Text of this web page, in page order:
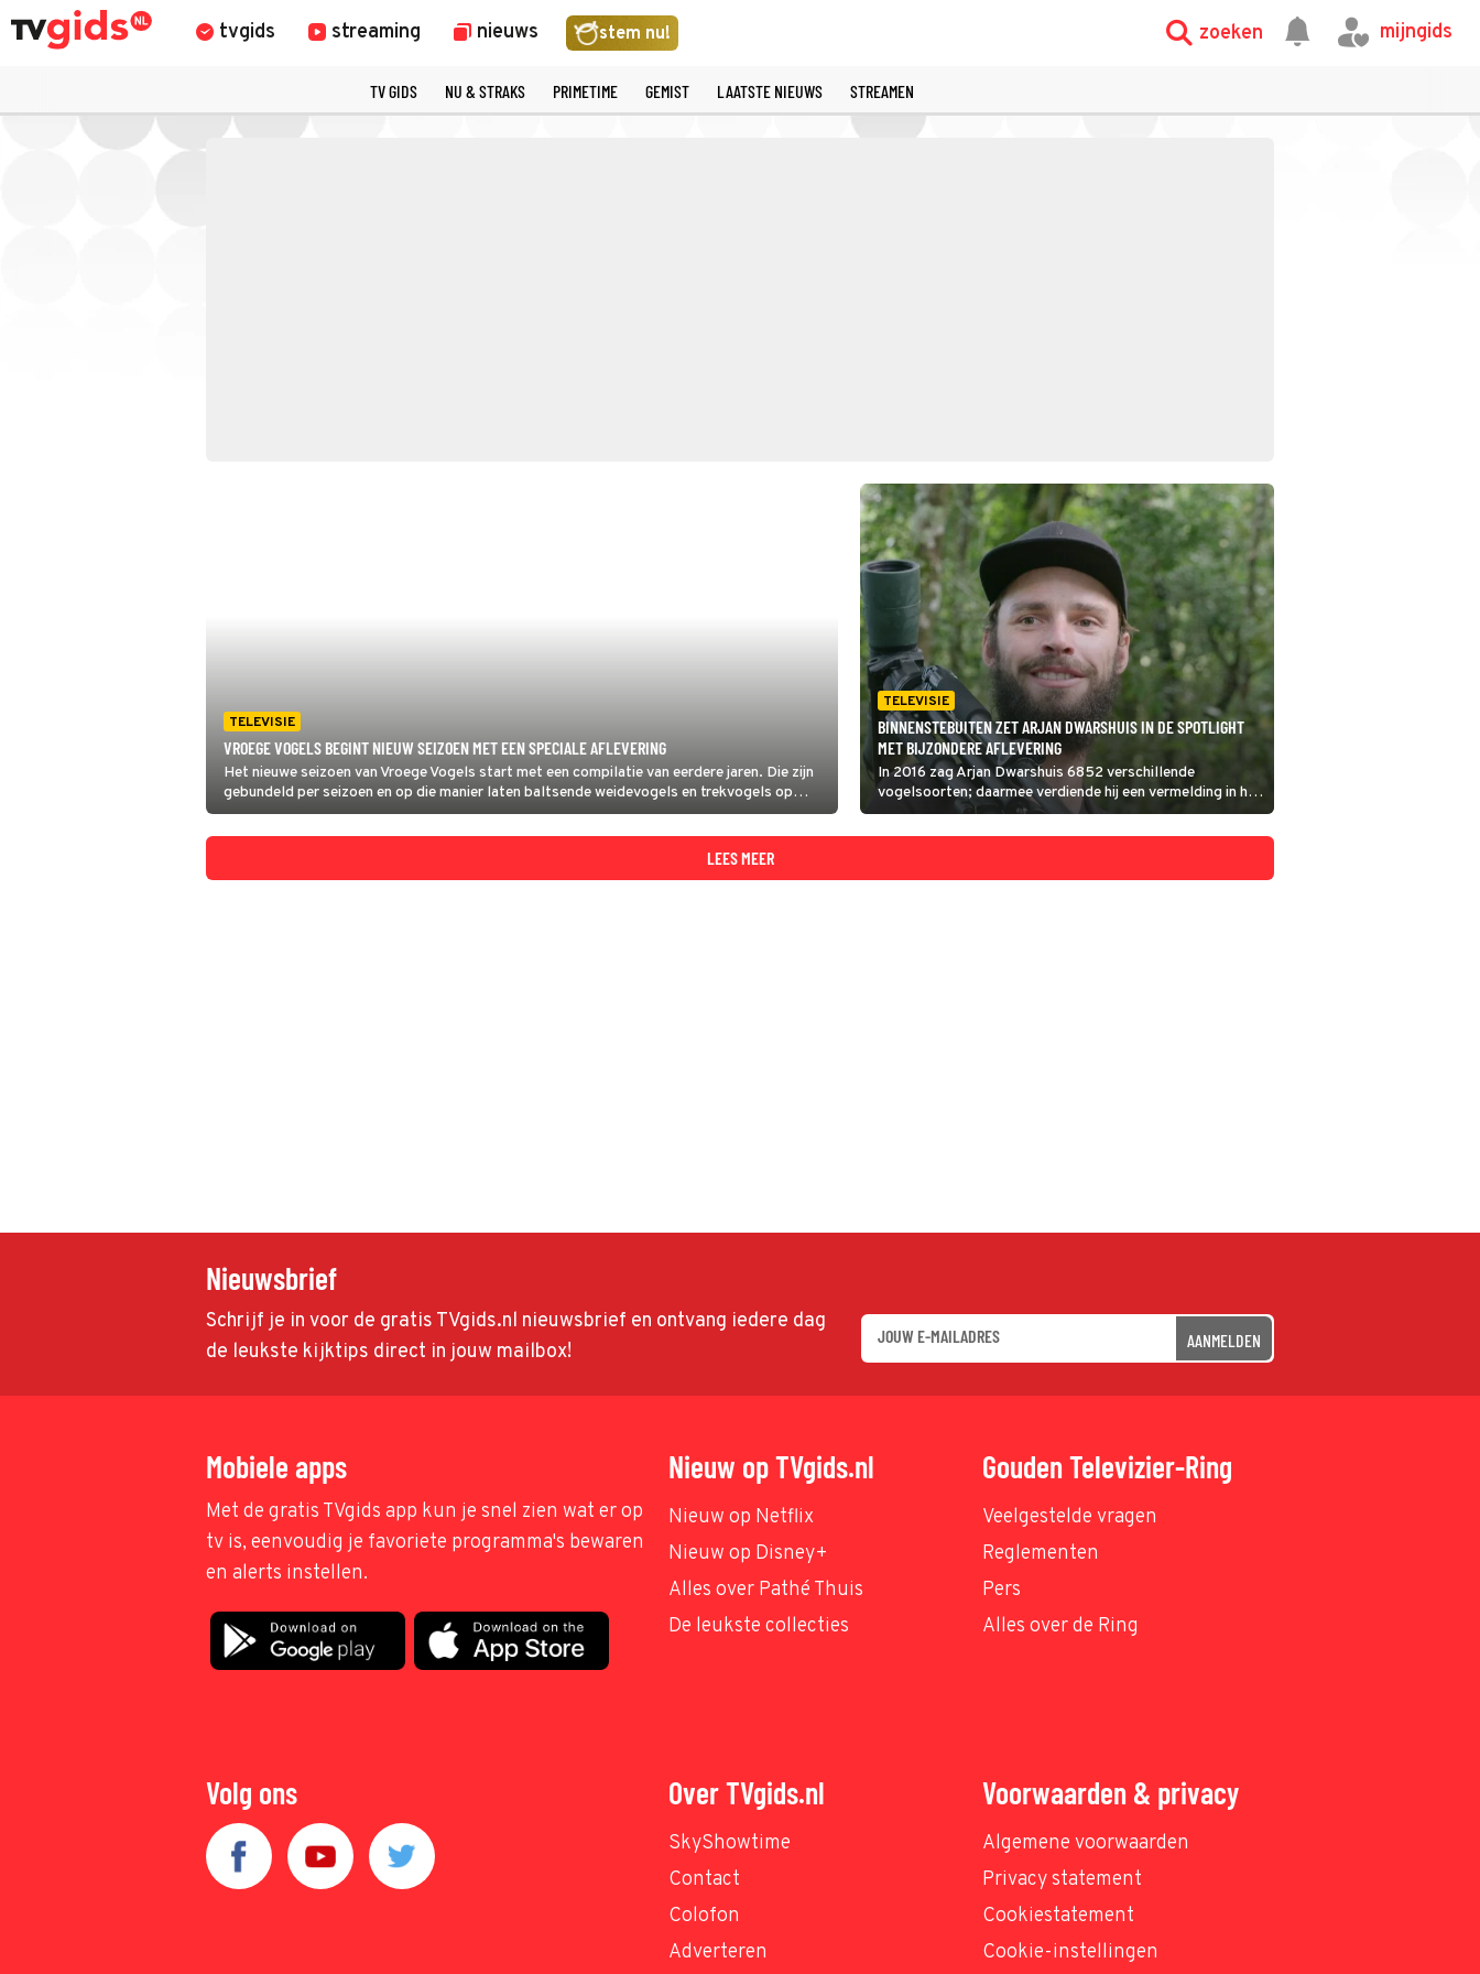
tvgids streaming nieuws stem nu! zoeken mijngids
TV GIDS NU & STRAKS PRIMETIME GEMIST LAATSTE NIEUWS STREAMEN
TELEVISIE
VROEGE VOGELS BEGINT NIEUW SEIZOEN MET EEN SPECIALE AFLEVERING
Het nieuwe seizoen van Vroege Vogels start met een compilatie van eerdere jaren. Die zijn
gebundeld per seizoen en op die manier laten baltsende weidevogels en trekvogels op
bevroren plassen een jaar zien van de Nederlandse natuur.
TELEVISIE
BINNENSTEBUITEN ZET ARJAN DWARSHUIS IN DE SPOTLIGHT
MET BIJZONDERE AFLEVERING
In 2016 zag Arjan Dwarshuis 6852 verschillende
vogelsoorten; daarmee verdiende hij een vermelding in het
Guinness Book of World Records. Deze documentaire,
Arjan's Big Year, laat zien hoe hij de wereld rondreisde om
LEES MEER
Nieuwsbrief
Schrijf je in voor de gratis TVgids.nl nieuwsbrief en ontvang iedere dag
de leukste kijktips direct in jouw mailbox!
AANMELDEN
Mobiele apps
Met de gratis TVgids app kun je snel zien wat er op
tv is, eenvoudig je favoriete programma's bewaren
en alerts instellen.
Nieuw op TVgids.nl
Nieuw op Netflix
Nieuw op Disney+
Alles over Pathé Thuis
De leukste collecties
Gouden Televizier-Ring
Veelgestelde vragen
Reglementen
Pers
Alles over de Ring
Volg ons Over TVgids.nl
SkyShowtime
Contact
Colofon
Adverteren
Voorwaarden & privacy
Algemene voorwaarden
Privacy statement
Cookiestatement
Cookie-instellingen